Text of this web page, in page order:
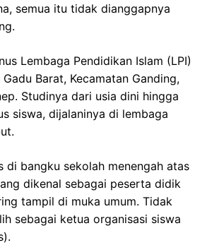
semua itu tidak dianggapnya
Lembaga Pendidikan Islam (LPI)
Barat, Kecamatan Ganding,
Studinya dari usia dini hingga
siswa, dijalaninya di lembaga
di bangku sekolah menengah atas
dikenal sebagai peserta didik
tampil di muka umum. Tidak
sebagai ketua organisasi siswa